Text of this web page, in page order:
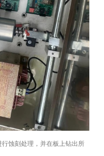
蚀刻处理，并在板上钻出所